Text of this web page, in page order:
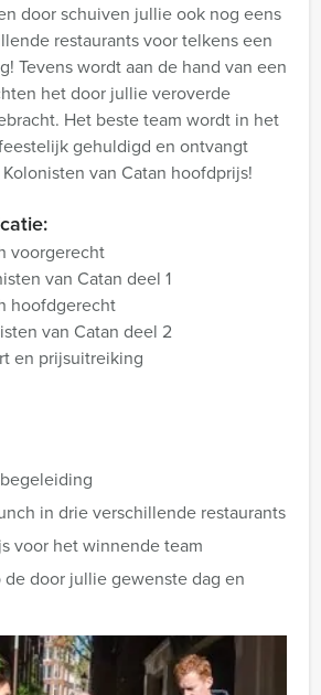
door schuiven jullie ook nog eens
restaurants voor telkens een
Tevens wordt aan de hand van een
het door jullie veroverde
Het beste team wordt in het
gehuldigd en ontvangt
van Catan hoofdprijs!
voorgerecht
van Catan deel 1
hoofdgerecht
van Catan deel 2
en prijsuitreiking
in drie verschillende restaurants
voor het winnende team
de door jullie gewenste dag en